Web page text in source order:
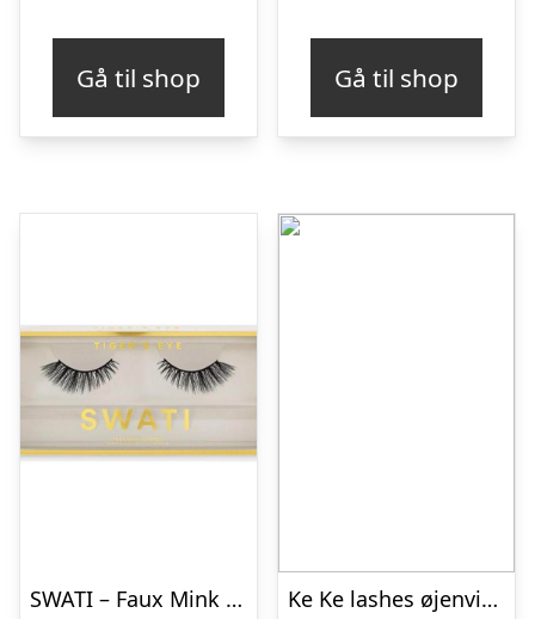
Gå til shop Gå til shop
SWATI – Faux Mink Lashes Tiger´s Eye Ke Ke lashes øjenvipper Coco usynlig bånd